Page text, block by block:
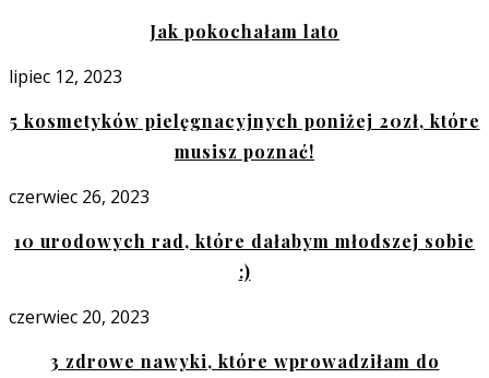
Jak pokochałam lato
lipiec 12, 2023
5 kosmetyków pielęgnacyjnych poniżej 20zł, które
musisz poznać!
czerwiec 26, 2023
10 urodowych rad, które dałabym młodszej sobie
:)
czerwiec 20, 2023
3 zdrowe nawyki, które wprowadziłam do